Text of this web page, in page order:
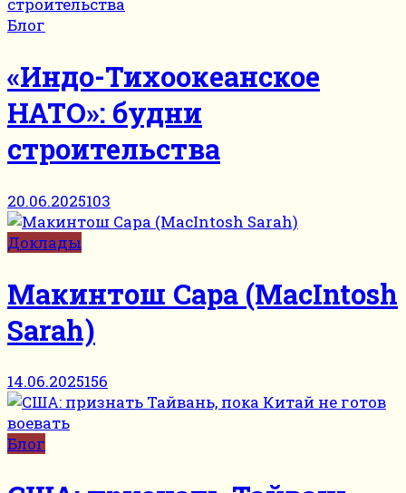
Блог
«Индо-Тихоокеанское
НАТО»: будни
строительства
20.06.2025103
Доклады
Макинтош Сара (MacIntosh
Sarah)
14.06.2025156
Блог